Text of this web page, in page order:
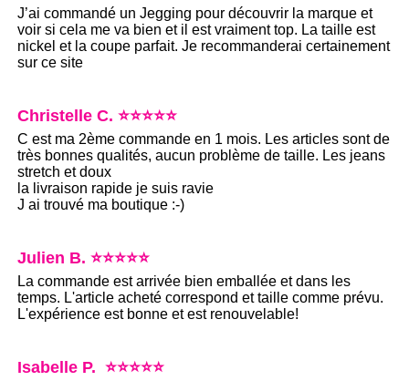
J’ai commandé un Jegging pour découvrir la marque et
voir si cela me va bien et il est vraiment top. La taille est
nickel et la coupe parfait. Je recommanderai certainement
sur ce site
Christelle C. ⭐⭐⭐⭐⭐
C est ma 2ème commande en 1 mois. Les articles sont de
très bonnes qualités, aucun problème de taille. Les jeans
stretch et doux
la livraison rapide je suis ravie
J ai trouvé ma boutique :-)
Julien B. ⭐⭐⭐⭐⭐
La commande est arrivée bien emballée et dans les
temps. L'article acheté correspond et taille comme prévu.
L'expérience est bonne et est renouvelable!
Isabelle P. ⭐⭐⭐⭐⭐